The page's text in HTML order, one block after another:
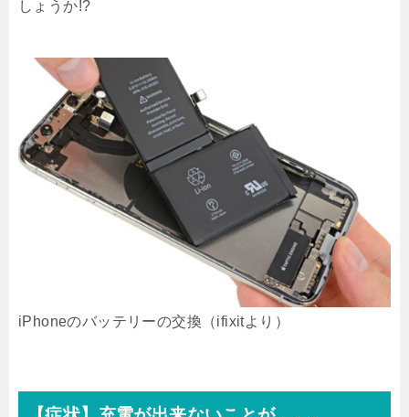
しょうか!?
iPhoneのバッテリーの交換（ifixitより）